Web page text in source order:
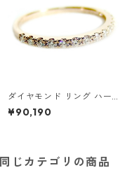
ダイヤモンド リング ハーフ
エタニティ 0.2ct 8号 K18
ピンクゴールド 0.2カラッ
¥90,190
同じカテゴリの商品